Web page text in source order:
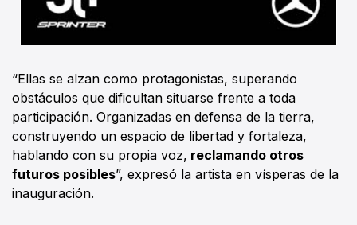
“Ellas se alzan como protagonistas, superando
obstáculos que dificultan situarse frente a toda
participación. Organizadas en defensa de la tierra,
construyendo un espacio de libertad y fortaleza,
hablando con su propia voz, reclamando otros
futuros posibles”, expresó la artista en vísperas de la
inauguración.